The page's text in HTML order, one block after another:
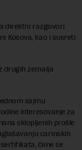
direktni razgovori
Kosova, kao i susreti
drugih zemalja
sajmu
interesovanje za
sklopljenih prošle
carinskih
čime se